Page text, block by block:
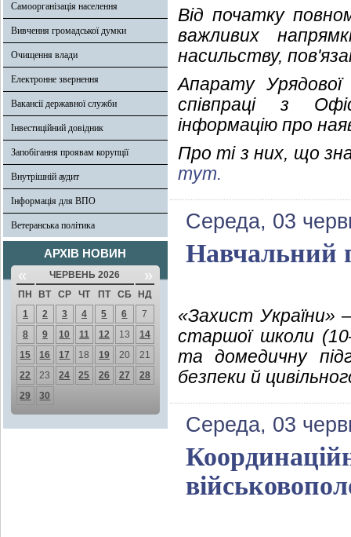
Самоорганізація населення
Вивчення громадської думки
Очищення влади
Електронне звернення
Вакансії державної служби
Інвестиційний довідник
Запобігання проявам корупції
Внутрішній аудит
Інформація для ВПО
Ветеранська політика
АРХІВ НОВИН
« ЧЕРВЕНЬ 2026 »
ПН ВТ СР ЧТ ПТ СБ
НД
1
2 3 4 5 6
7
8
9 10 11 12 13
14
15
16 17 18 19 20
21
22
23 24 25 26 27
28
29
30
Від початку
важливих
насильству,
Апарату Урядової
співпраці з
інформацію про
Про ті з них, що
тут.
Середа, 03
Навчальний
«Захист України»
старшої школи
та домедичну
безпеки й
Середа, 03